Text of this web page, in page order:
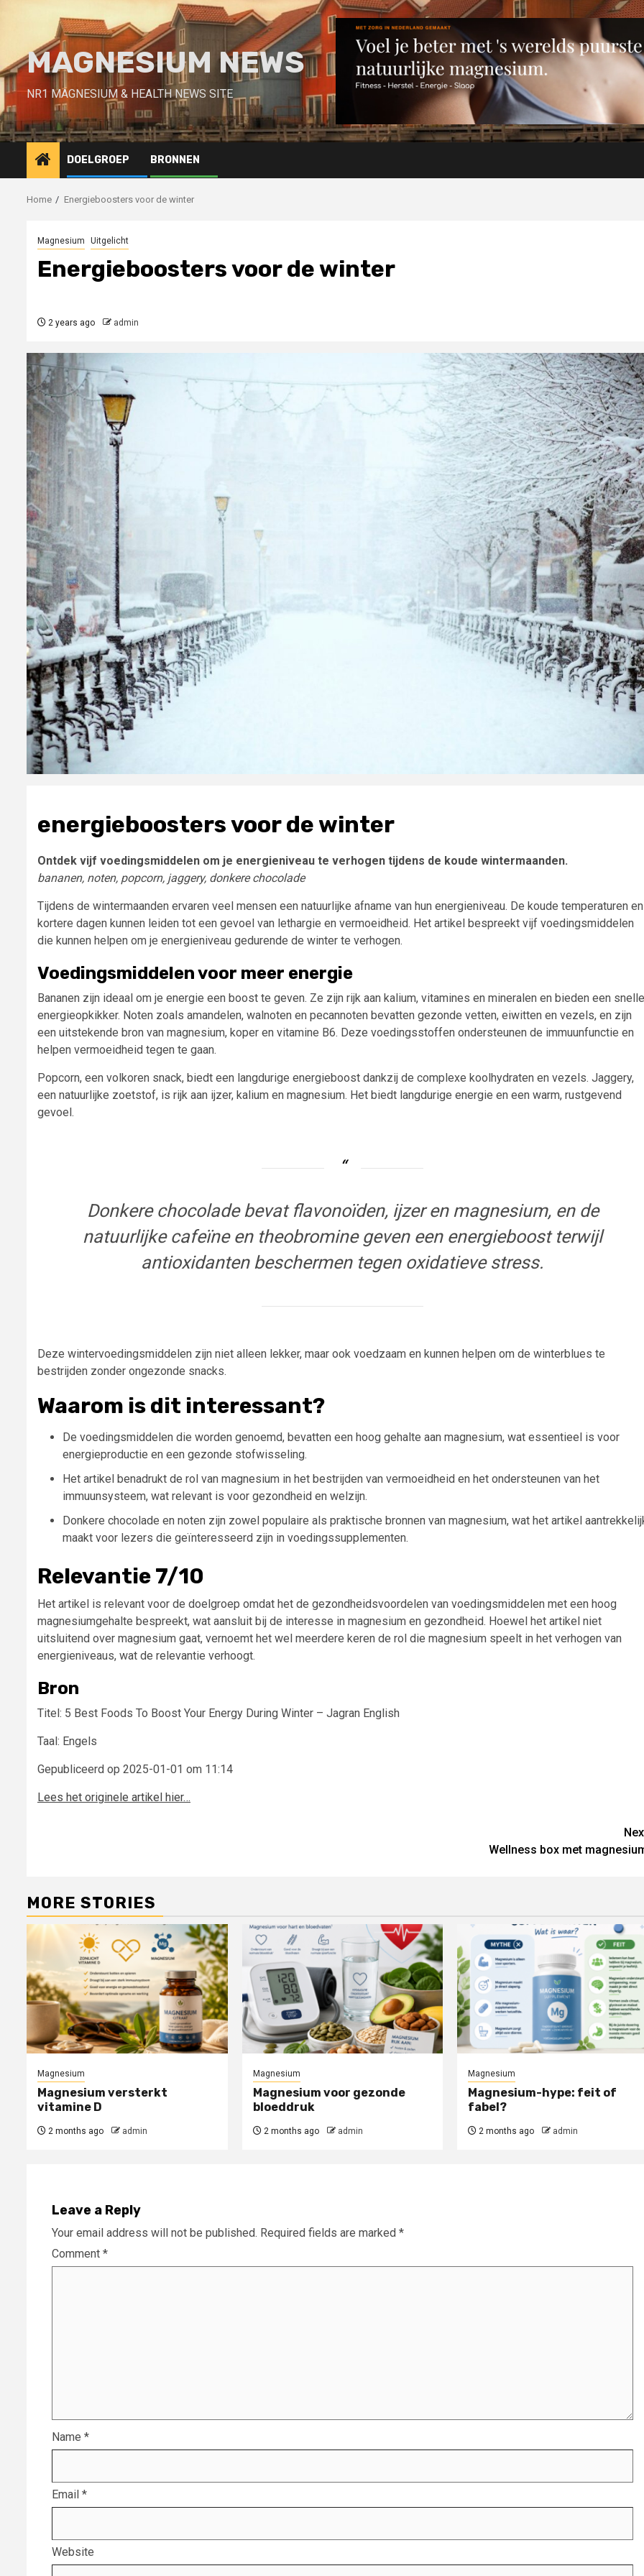
MAGNESIUM NEWS
NR1 MAGNESIUM & HEALTH NEWS SITE
DOELGROEP BRONNEN
Home Energieboosters voor de winter
Magnesium Uitgelicht
Energieboosters voor de winter
2 years ago admin
energieboosters voor de winter
Ontdek vijf voedingsmiddelen om je energieniveau te verhogen tijdens de koude wintermaanden.
bananen, noten, popcorn, jaggery, donkere chocolade
Tijdens de wintermaanden ervaren veel mensen een natuurlijke afname van hun energieniveau. De koude temperaturen en
kortere dagen kunnen leiden tot een gevoel van lethargie en vermoeidheid. Het artikel bespreekt vijf voedingsmiddelen
die kunnen helpen om je energieniveau gedurende de winter te verhogen.
Voedingsmiddelen voor meer energie
Bananen zijn ideaal om je energie een boost te geven. Ze zijn rijk aan kalium, vitamines en mineralen en bieden een snelle
energieopkikker. Noten zoals amandelen, walnoten en pecannoten bevatten gezonde vetten, eiwitten en vezels, en zijn
een uitstekende bron van magnesium, koper en vitamine B6. Deze voedingsstoffen ondersteunen de immuunfunctie en
helpen vermoeidheid tegen te gaan.
Popcorn, een volkoren snack, biedt een langdurige energieboost dankzij de complexe koolhydraten en vezels. Jaggery,
een natuurlijke zoetstof, is rijk aan ijzer, kalium en magnesium. Het biedt langdurige energie en een warm, rustgevend
gevoel.
Donkere chocolade bevat flavonoïden, ijzer en magnesium, en de
natuurlijke cafeïne en theobromine geven een energieboost terwijl
antioxidanten beschermen tegen oxidatieve stress.
Deze wintervoedingsmiddelen zijn niet alleen lekker, maar ook voedzaam en kunnen helpen om de winterblues te
bestrijden zonder ongezonde snacks.
Waarom is dit interessant?
De voedingsmiddelen die worden genoemd, bevatten een hoog gehalte aan magnesium, wat essentieel is voor
energieproductie en een gezonde stofwisseling.
Het artikel benadrukt de rol van magnesium in het bestrijden van vermoeidheid en het ondersteunen van het
immuunsysteem, wat relevant is voor gezondheid en welzijn.
Donkere chocolade en noten zijn zowel populaire als praktische bronnen van magnesium, wat het artikel
maakt voor lezers die geïnteresseerd zijn in voedingssupplementen.
Relevantie 7/10
Het artikel is relevant voor de doelgroep omdat het de gezondheidsvoordelen van voedingsmiddelen met een hoog
magnesiumgehalte bespreekt, wat aansluit bij de interesse in magnesium en gezondheid. Hoewel het artikel niet
uitsluitend over magnesium gaat, vernoemt het wel meerdere keren de rol die magnesium speelt in het verhogen van
energieniveaus, wat de relevantie verhoogt.
Bron
Titel: 5 Best Foods To Boost Your Energy During Winter – Jagran English
Taal: Engels
Gepubliceerd op 2025-01-01 om 11:14
Lees het originele artikel hier…
Wellness box met
MORE STORIES
Magnesium
Magnesium versterkt
vitamine D
2 months ago admin
Magnesium
Magnesium voor gezonde
bloeddruk
2 months ago admin
Magnesium
Magnesium-hype: feit of
fabel?
2 months ago admin
Leave a Reply
Your email address will not be published. Required fields are marked *
Comment *
Name *
Email *
Website